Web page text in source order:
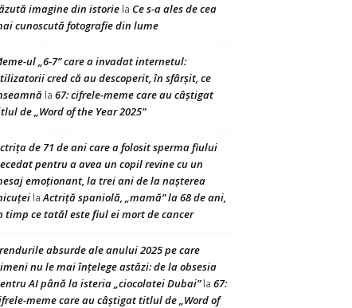
imagine din istorie la Ce s-a ales de cea
cunoscută fotografie din lume
ul „6-7” care a invadat internetul:
cred că au descoperit, în sfârșit, ce
la 67: cifrele-meme care au câștigat
de „Word of the Year 2025”
de 71 de ani care a folosit sperma fiului
pentru a avea un copil revine cu un
emoționant, la trei ani de la nașterea
laActriță spaniolă, „mamă” la 68 de ani,
timp ce tatăl este fiul ei mort de cancer
absurde ale anului 2025 pe care
nu le mai înțelege astăzi: de la obsesia
AI până la isteria „ciocolatei Dubai”la 67:
meme care au câștigat titlul de „Word of